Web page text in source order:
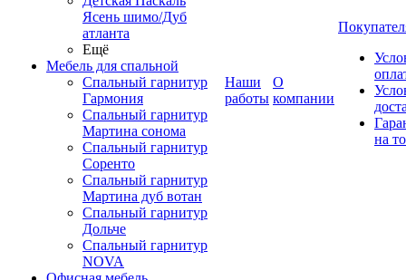
Ясень шимо/Дуб
атланта
Ещё
Мебель для спальной
Спальный гарнитур
Гармония
Спальный гарнитур
Мартина сонома
Спальный гарнитур
Соренто
Спальный гарнитур
Мартина дуб вотан
Спальный гарнитур
Дольче
Спальный гарнитур
NOVA
Наши
работы
О
компании
на